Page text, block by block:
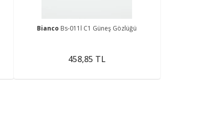
Bianco Bs-011l C1 Güneş Gözlüğü
458,85 TL